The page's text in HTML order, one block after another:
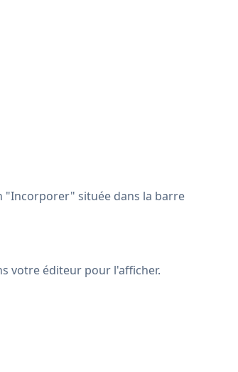
"Incorporer" située dans la barre
votre éditeur pour l'afficher.